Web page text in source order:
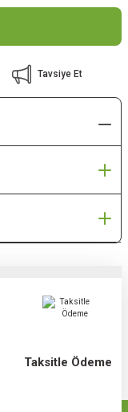
Tavsiye Et
Taksitle Ödeme